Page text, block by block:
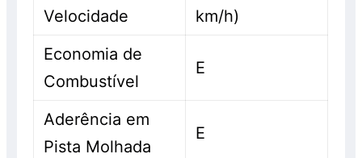
Velocidade
km/h)
Economia de
Combustível
E
Aderência em
Pista Molhada
E